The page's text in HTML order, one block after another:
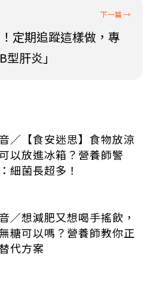
定期追蹤這樣做，專
肝炎」
／【食安迷思】食物放涼
以放進冰箱？營養師警
細菌長超多！
／想減肥又想喝手搖飲，
糖可以嗎？營養師教你正
代方案